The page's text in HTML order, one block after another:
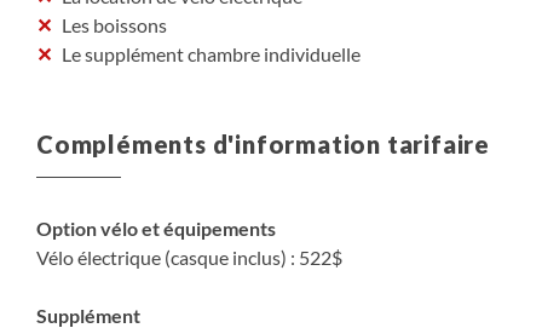
Les boissons
Le supplément chambre individuelle
Compléments d'information tarifaire
Option vélo et équipements
Vélo électrique (casque inclus) : 522$
Supplément